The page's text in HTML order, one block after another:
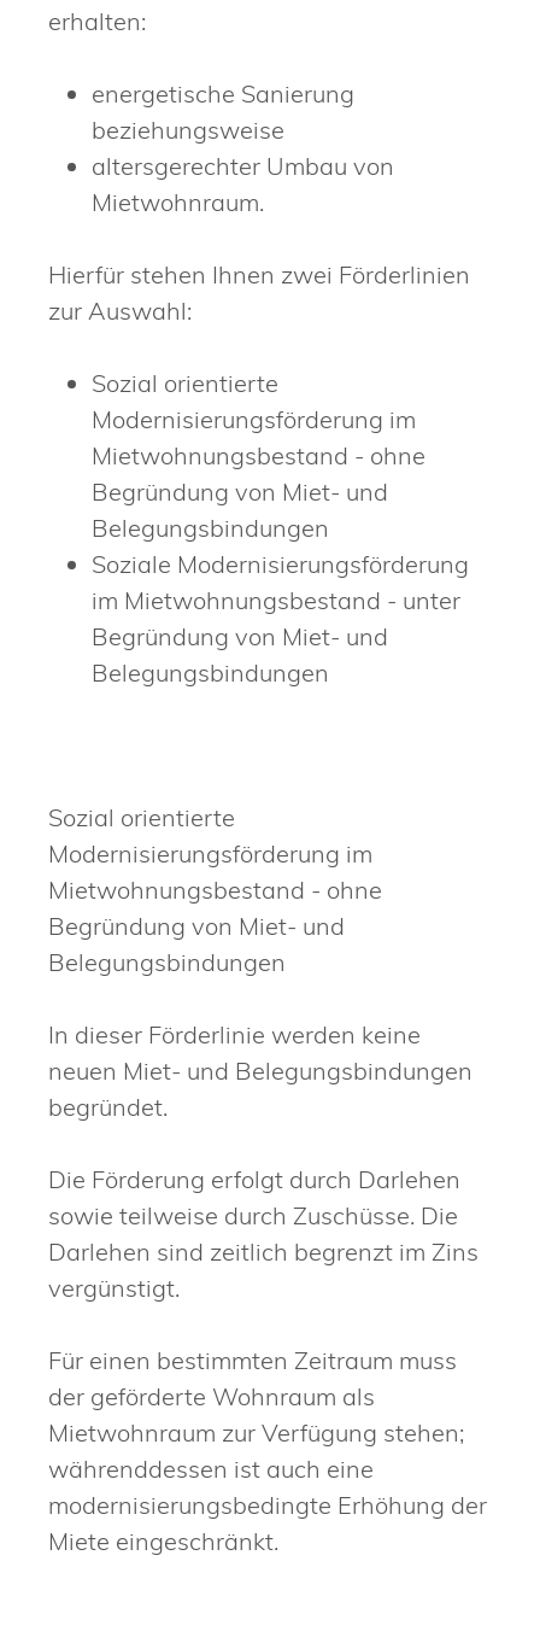
erhalten:
energetische Sanierung
beziehungsweise
altersgerechter Umbau von
Mietwohnraum.
Hierfür stehen Ihnen zwei Förderlinien
zur Auswahl:
Sozial orientierte
Modernisierungsförderung im
Mietwohnungsbestand - ohne
Begründung von Miet- und
Belegungsbindungen
Soziale Modernisierungsförderung
im Mietwohnungsbestand - unter
Begründung von Miet- und
Belegungsbindungen
Sozial orientierte
Modernisierungsförderung im
Mietwohnungsbestand - ohne
Begründung von Miet- und
Belegungsbindungen
In dieser Förderlinie werden keine
neuen Miet- und Belegungsbindungen
begründet.
Die Förderung erfolgt durch Darlehen
sowie teilweise durch Zuschüsse. Die
Darlehen sind zeitlich begrenzt im Zins
vergünstigt.
Für einen bestimmten Zeitraum muss
der geförderte Wohnraum als
Mietwohnraum zur Verfügung stehen;
währenddessen ist auch eine
modernisierungsbedingte Erhöhung der
Miete eingeschränkt.